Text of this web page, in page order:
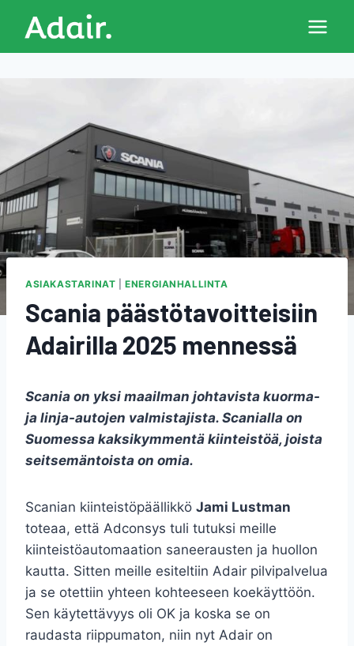
sisältöön
ASIAKASTARINAT |ENERGIANHALLINTA
Scania päästötavoitteisiin
Adairilla 2025 mennessä
Scania on yksi maailman johtavista kuorma-
ja linja-autojen valmistajista. Scanialla on
Suomessa kaksikymmentä kiinteistöä, joista
seitsemäntoista on omia.
Scanian kiinteistöpäällikkö Jami Lustman
toteaa, että Adconsys tuli tutuksi meille
kiinteistöautomaation saneerausten ja huollon
kautta. Sitten meille esiteltiin Adair pilvipalvelua
ja se otettiin yhteen kohteeseen koekäyttöön.
Sen käytettävyys oli OK ja koska se on
raudasta riippumaton, niin nyt Adair on